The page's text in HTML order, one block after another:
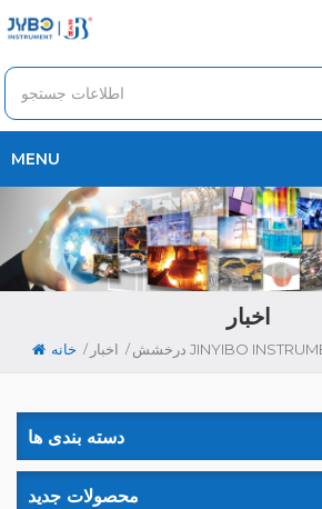
MENU
اخبار
خانه / اخبار /
دسته بندی ها
محصولات جدید